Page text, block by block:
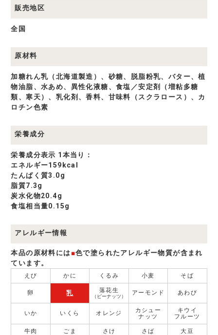
販売地区
全国
原材料
加糖れん乳（北海道製造）、砂糖、脱脂粉乳、バター、植
物油脂、水あめ、異性化液糖、食塩／安定剤（増粘多糖
類、寒天）、乳化剤、香料、甘味料（スクラロース）、カ
ロチン色素
栄養成分
栄養成分表示 1本当り：
エネルギー159kcal
たんぱく質3.0g
脂質7.3g
炭水化物20.4g
食塩相当量0.15g
アレルギー情報
本品の原材料には■色で塗られたアレルギー物質が含まれ
ています。
えび かに くるみ 小麦 そば
卵 乳 落花生
（ピーナッツ） アーモンド あわび
いか いくら オレンジ
カシュー
ナッツ
キウイ
フルーツ
牛肉 ごま さけ さば 大豆